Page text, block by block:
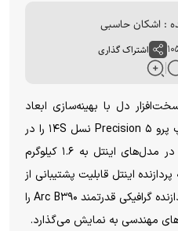
: اشکان حاسبی
اشتراک گذاری
دل با بهینه‌سازی ابعاد
بدنه در نسخه جدید، وزن لپ‌تاپ پرو Precision ۵ نسل ۱۴S را در
مدل‌های AMD به ۱.۴ کیلوگرم و در مدل‌های اینتل به ۱.۶ کیلوگرم
اینتل قابلیت پشتیبانی از
۶۴ گیگابایت رم LPCAMM۲ و پردازنده گرافیکی قدرتمند Arc B۳۹۰ را
مهندسی به نمایش می‌گذارد.